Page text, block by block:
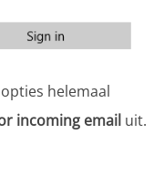
helemaal
incoming email uit.